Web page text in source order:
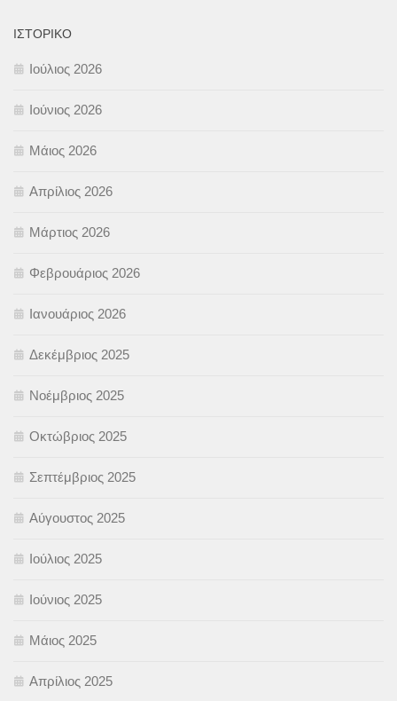
ΙΣΤΟΡΙΚΌ
Ιούλιος 2026
Ιούνιος 2026
Μάιος 2026
Απρίλιος 2026
Μάρτιος 2026
Φεβρουάριος 2026
Ιανουάριος 2026
Δεκέμβριος 2025
Νοέμβριος 2025
Οκτώβριος 2025
Σεπτέμβριος 2025
Αύγουστος 2025
Ιούλιος 2025
Ιούνιος 2025
Μάιος 2025
Απρίλιος 2025